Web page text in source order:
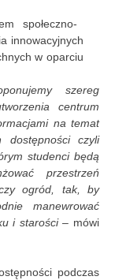
społeczno-
innowacyjnych
w oparciu
szereg
centrum
na temat
dostępności czyli
studenci będą
przestrzeń
ogród, tak, by
manewrować
i starości– mówi
podczas